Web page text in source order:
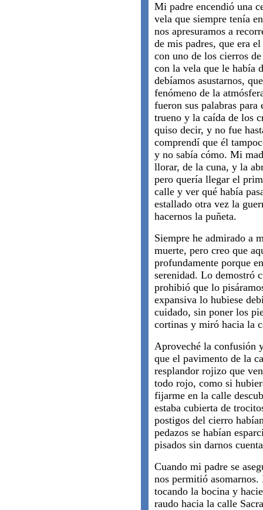
Mi padre encendió una
vela que siempre tenía
nos apresuramos a
de mis padres, que era
con uno de los cierros
con la vela que le había
debíamos asustarnos,
fenómeno de la
fueron sus palabras
trueno y la caída de los
quiso decir, y no fue
comprendí que él
y no sabía cómo. Mi
llorar, de la cuna, y la
pero quería llegar el
calle y ver qué había
estallado otra vez la
hacernos la puñeta.
Siempre he admirado a
muerte, pero creo que
profundamente porque
serenidad. Lo demostró
prohibió que lo
expansiva lo hubiese
cuidado, sin poner los
cortinas y miró hacia la
Aproveché la confusión
que el pavimento de la
resplandor rojizo que
todo rojo, como si
fijarme en la calle
estaba cubierta de
postigos del cierro
pedazos se habían
pisados sin darnos
Cuando mi padre se
nos permitió
tocando la bocina y
raudo hacia la calle